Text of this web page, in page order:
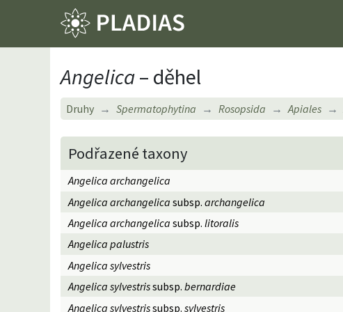
Angelica– děhel
Druhy Spermatophytina Rosopsida Apiales
Podřazené taxony
Angelica archangelica
Angelica archangelicasubsp. archangelica
Angelica archangelicasubsp. litoralis
Angelica palustris
Angelica sylvestris
Angelica sylvestrissubsp. bernardiae
Angelica sylvestrissubsp. sylvestris